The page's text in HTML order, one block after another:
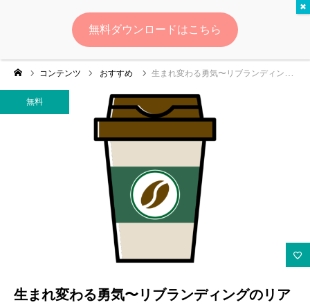
無料
コンテンツ おすすめ 生まれ変わる勇気〜リブランディングのリアル〜変化で生き残る企業たち
無料
生まれ変わる勇気〜リブランディングのリア
ログイン 会員登録
ゆいマーケとは？
イベント・セミナー情報
スポンサー登録
無料ダウンロードはこちら